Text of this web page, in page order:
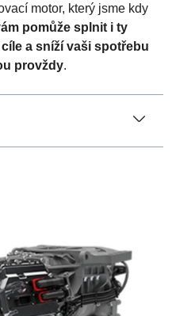
motor, který jsme kdy
pomůže splnit i ty
a sníží vaši spotřebu
provždy.